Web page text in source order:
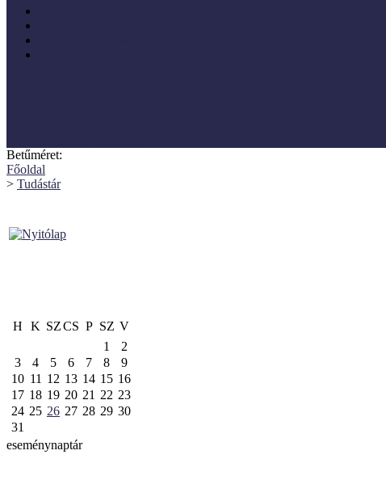
Betűméret:
Főoldal
> Tudástár
H K SZCS P SZ V
1
2
3
4 5 6 7 8
9
10 11 12 13 14 15 16
17 18 19 20 21 22 23
24 25 26 27 28 29 30
31
eseménynaptár